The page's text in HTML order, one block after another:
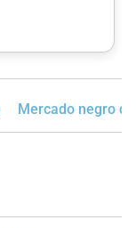
Mercado negro